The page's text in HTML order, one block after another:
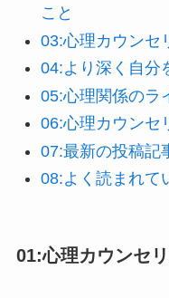
こと
03:心理カウンセ
04:より深く自分
05:心理関係のラ
06:心理カウンセ
07:最新の投稿記
08:よく読まれて
01:心理カウンセ